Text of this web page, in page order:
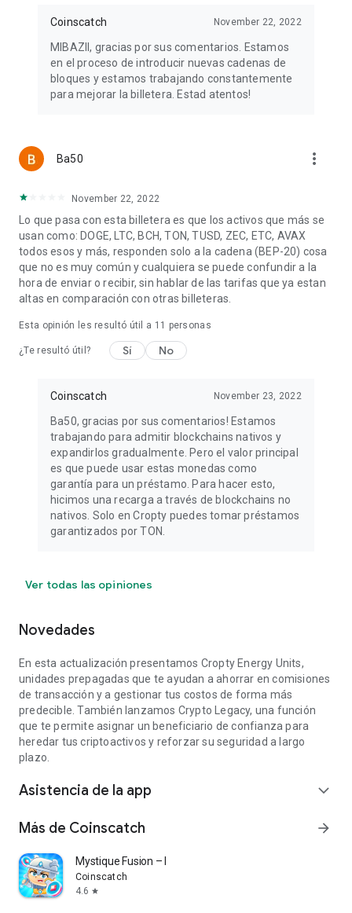
Coinscatch November 22, 2022
MIBAZII, gracias por sus comentarios. Estamos
en el proceso de introducir nuevas cadenas de
bloques y estamos trabajando constantemente
para mejorar la billetera. Estad atentos!
Ba50 more_vert
November 22, 2022
Lo que pasa con esta billetera es que los activos que más se
usan como: DOGE, LTC, BCH, TON, TUSD, ZEC, ETC, AVAX
todos esos y más, responden solo a la cadena (BEP-20) cosa
que no es muy común y cualquiera se puede confundir a la
hora de enviar o recibir, sin hablar de las tarifas que ya estan
altas en comparación con otras billeteras.
Esta opinión les resultó útil a 11 personas
¿Te resultó útil? Sí No
Coinscatch November 23, 2022
Ba50, gracias por sus comentarios! Estamos
trabajando para admitir blockchains nativos y
expandirlos gradualmente. Pero el valor principal
es que puede usar estas monedas como
garantía para un préstamo. Para hacer esto,
hicimos una recarga a través de blockchains no
nativos. Solo en Cropty puedes tomar préstamos
garantizados por TON.
Ver todas las opiniones
Novedades
En esta actualización presentamos Cropty Energy Units,
unidades prepagadas que te ayudan a ahorrar en comisiones
de transacción y a gestionar tus costos de forma más
predecible. También lanzamos Crypto Legacy, una función
que te permite asignar un beneficiario de confianza para
heredar tus criptoactivos y reforzar su seguridad a largo
plazo.
Asistencia de la app expand_more
Más de Coinscatch arrow_forward
Mystique Fusion – Idle Clicker
Coinscatch
4.6 star